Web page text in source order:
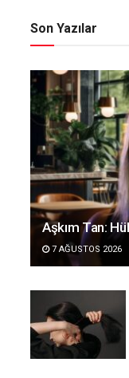
Son Yazılar
Aşkım Tan:
7 AĞUSTOS 2026